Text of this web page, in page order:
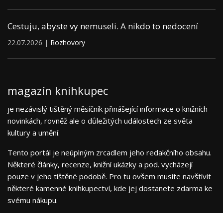
Cestuju, abyste vy nemuseli. A nikdo to nedocení
22.07.2026 | Rozhovory
magazín knihkupec
je nezávislý tištěný měsíčník přinášející informace o knižních
novinkách, rovněž ale o důležitých událostech ze světa
kultury a umění.
Tento portál je neúplným zrcadlem jeho redakčního obsahu.
Některé články, recenze, knižní ukázky a pod. vycházejí
pouze v jeho tištěné podobě. Pro tu ovšem musíte navštívit
některé kamenné knihkupectví, kde jej dostanete zdarma ke
svému nákupu.